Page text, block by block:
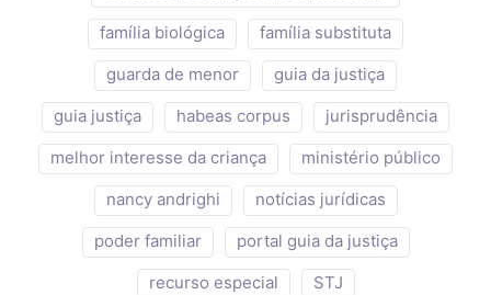
família biológica
família substituta
guarda de menor
guia da justiça
guia justiça
habeas corpus
jurisprudência
melhor interesse da criança
ministério público
nancy andrighi
notícias jurídicas
poder familiar
portal guia da justiça
recurso especial
STJ